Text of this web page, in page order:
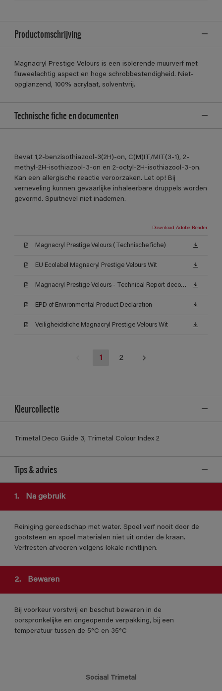
Productomschrijving
Magnacryl Prestige Velours is een isolerende muurverf met
fluweelachtig aspect en hoge schrobbestendigheid. Niet-
opglanzend, 100% acrylaat, solventvrij.
Technische fiche en documenten
Bevat 1,2-benzisothiazool-3(2H)-on, C(M)IT/MIT(3-1), 2-
methyl-2H-isothiazool-3-on en 2-octyl-2H-isothiazool-3-on.
Kan een allergische reactie veroorzaken. Let op! Bij
verneveling kunnen gevaarlijke inhaleerbare druppels worden
gevormd. Spuitnevel niet inademen.
Download Adobe Reader
Magnacryl Prestige Velours (Technische fiche)
EU Ecolabel Magnacryl Prestige Velours Wit
Magnacryl Prestige Velours - Technical Report decontamineerbaarheid (Certificat)
EPD of Environmental Product Declaration
Veiligheidsfiche Magnacryl Prestige Velours Wit
1 2
Kleurcollectie
Trimetal Deco Guide 3, Trimetal Colour Index 2
Tips & advies
1. Na gebruik
Reiniging gereedschap met water. Spoel verf nooit door de
gootsteen en spoel materialen niet uit onder de kraan.
Verfresten afvoeren volgens lokale richtlijnen.
2. Bewaren
Bij voorkeur vorstvrij en beschut bewaren in de
oorspronkelijke en ongeopende verpakking, bij een
temperatuur tussen de 5°C en 35°C
Sociaal Trimetal